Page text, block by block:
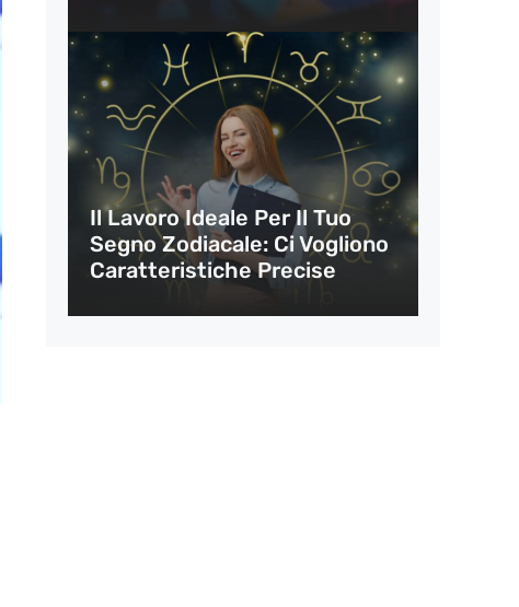
Il Lavoro Ideale Per Il Tuo
Segno Zodiacale: Ci Vogliono
Caratteristiche Precise